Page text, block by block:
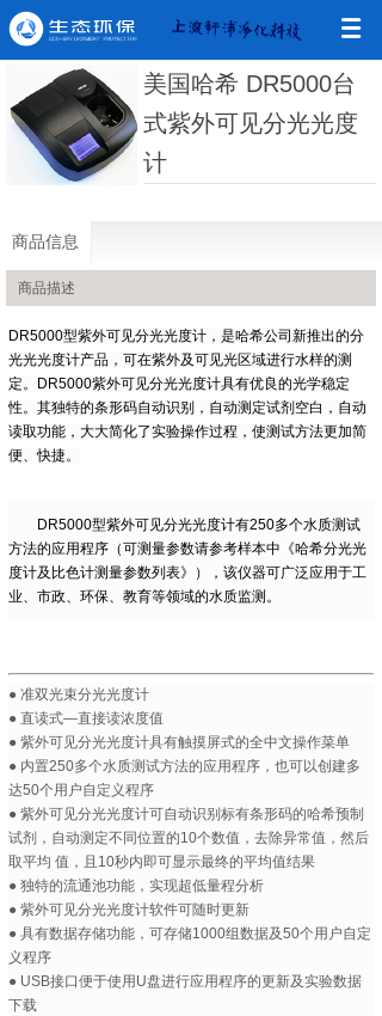
美国哈希 DR5000台
式紫外可见分光光度
计
商品信息
商品描述
DR5000型紫外可见分光光度计，是哈希公司新推出的分
光光光度计产品，可在紫外及可见光区域进行水样的测
定。DR5000紫外可见分光光度计具有优良的光学稳定
性。其独特的条形码自动识别，自动测定试剂空白，自动
读取功能，大大简化了实验操作过程，使测试方法更加简
便、快捷。
DR5000型紫外可见分光光度计有250多个水质测试
方法的应用程序（可测量参数请参考样本中《哈希分光光
度计及比色计测量参数列表》），该仪器可广泛应用于工
业、市政、环保、教育等领域的水质监测。
● 准双光束分光光度计
● 直读式—直接读浓度值
● 紫外可见分光光度计具有触摸屏式的全中文操作菜单
● 内置250多个水质测试方法的应用程序，也可以创建多
达50个用户自定义程序
● 紫外可见分光光度计可自动识别标有条形码的哈希预制
试剂，自动测定不同位置的10个数值，去除异常值，然后
取平均 值，且10秒内即可显示最终的平均值结果
● 独特的流通池功能，实现超低量程分析
● 紫外可见分光光度计软件可随时更新
● 具有数据存储功能，可存储1000组数据及50个用户自定
义程序
● USB接口便于使用U盘进行应用程序的更新及实验数据
下载